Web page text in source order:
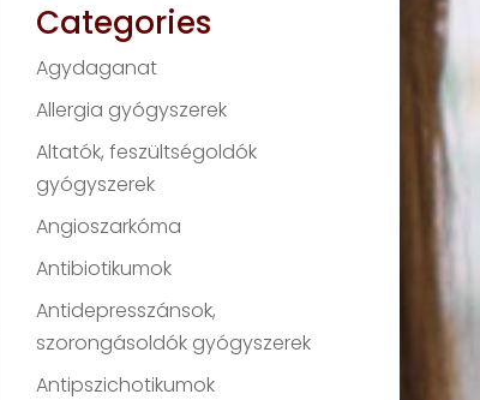
Categories
Agydaganat
Allergia gyógyszerek
Altatók, feszültségoldók
gyógyszerek
Angioszarkóma
Antibiotikumok
Antidepresszánsok,
szorongásoldók gyógyszerek
Antipszichotikumok